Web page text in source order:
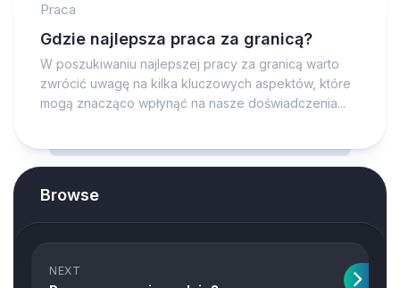
Praca
Gdzie najlepsza praca za granicą?
W poszukiwaniu najlepszej pracy za granicą warto
zwrócić uwagę na kilka kluczowych aspektów, które
mogą znacząco wpłynąć na nasze doświadczenia...
Browse
NEXT